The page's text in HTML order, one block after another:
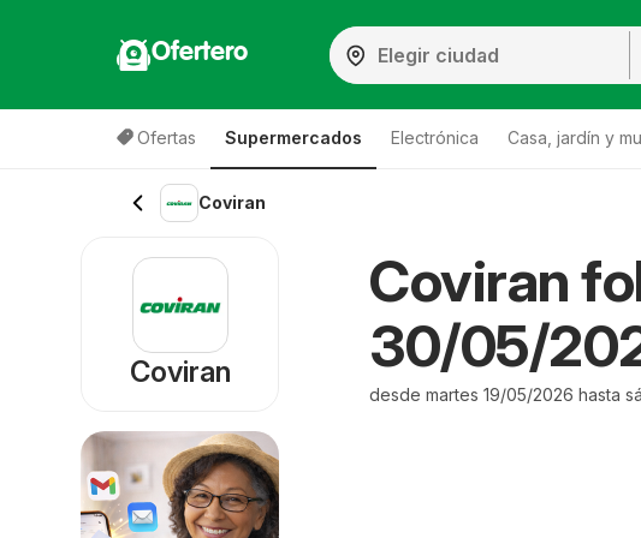
Ofertero
Ofertas Supermercados Electrónica Casa, jardín y
Coviran
Coviran
30/05/
desde martes 19/05/2026 hasta
Coviran